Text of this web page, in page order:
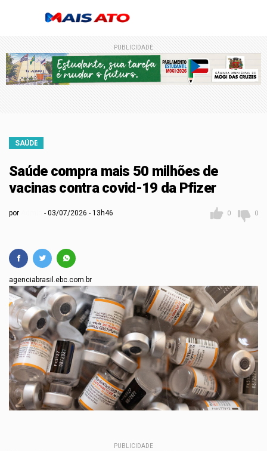
PUBLICIDADE
SAÚDE
Saúde compra mais 50 milhões de
vacinas contra covid-19 da Pfizer
por 03/07/2026 - 13h46 0 0
agenciabrasil.ebc.com.br
PUBLICIDADE